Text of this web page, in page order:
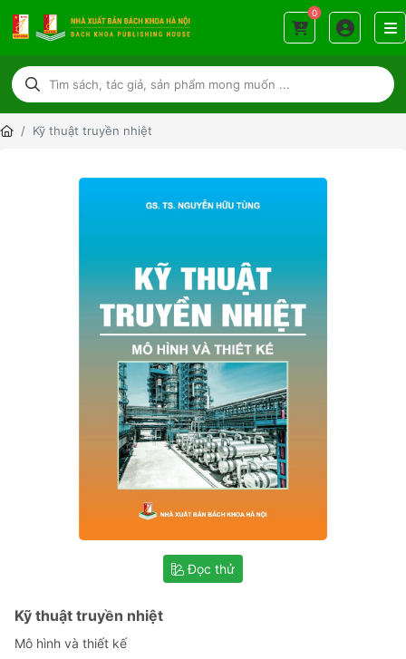
0
Kỹ thuật truyền nhiệt
Đọc thử
Kỹ thuật truyền nhiệt
Mô hình và thiết kế